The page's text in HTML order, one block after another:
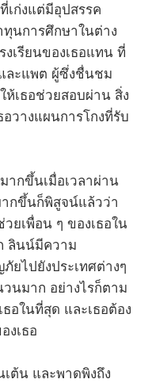
เก่งแต่มีอุปสรรค
ทุนการศึกษาในต่าง
เรียนของเธอแทน ที่
ละแพต ผู้ซึ่งชื่นชม
ห้เธอช่วยสอบผ่าน สิ่ง
วางแผนการโกงที่รับ
ากขึ้นเมื่อเวลาผ่าน
ากขึ้นก็พิสูจน์แล้วว่า
ยเพื่อน ๆ ของเธอใน
ลินน์มีความ
ยไปยังประเทศต่างๆ
วนมาก อย่างไรก็ตาม
อในที่สุด และเธอต้อง
งเธอ
ต้น และพาดพิงถึง